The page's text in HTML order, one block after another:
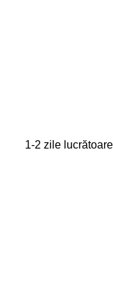
1-2 zile lucrătoare